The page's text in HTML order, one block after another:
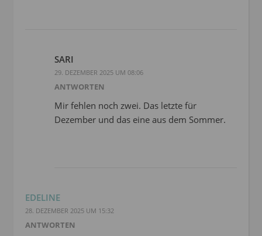
SARI
29. DEZEMBER 2025 UM 08:06
ANTWORTEN
Mir fehlen noch zwei. Das letzte für
Dezember und das eine aus dem Sommer.
EDELINE
28. DEZEMBER 2025 UM 15:32
ANTWORTEN